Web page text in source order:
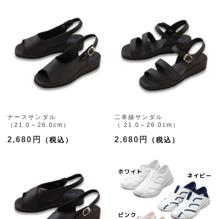
ナースサンダル
（21.0～26.0cm）
2,680円
二本線サンダル
（ 21.0～26.0cm）
2,680円